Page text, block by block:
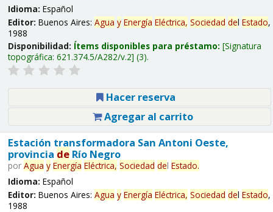
Idioma: Español
Editor: Buenos Aires: Agua y Energía Eléctrica, Sociedad del Estado,
1988
Disponibilidad: Ítems disponibles para préstamo: Signatura
topográfica: 621.374.5/A282/v.2 (3).
Hacer reserva
Agregar al carrito
Estación transformadora San Antoni Oeste,
provincia deRío Negro
por Agua y Energía Eléctrica, Sociedad del Estado.
Idioma: Español
Editor: Buenos Aires: Agua y Energía Eléctrica, Sociedad del Estado,
1988